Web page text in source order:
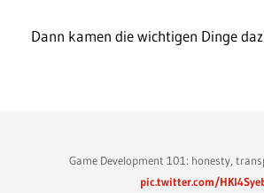
Dann kamen die wichtigen Dinge
Game Development 101: honesty,
pic.twitter.com/